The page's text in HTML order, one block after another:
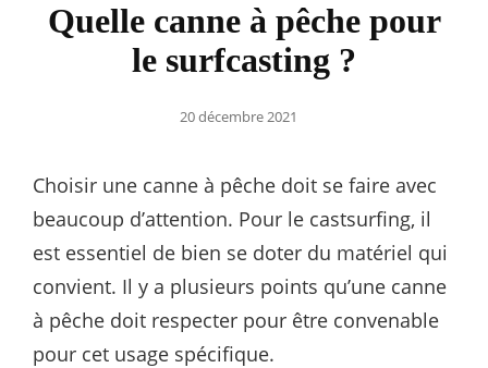
Quelle canne à pêche pour
le surfcasting ?
Posted
20 décembre 2021
Choisir une canne à pêche doit se faire avec
beaucoup d’attention. Pour le castsurfing, il
est essentiel de bien se doter du matériel qui
convient. Il y a plusieurs points qu’une canne
à pêche doit respecter pour être convenable
pour cet usage spécifique.